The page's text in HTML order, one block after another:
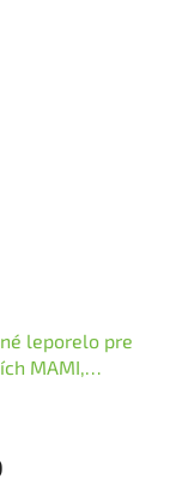
leporelo pre
MAMI,